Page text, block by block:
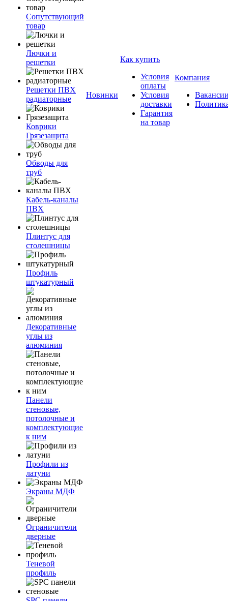
Сопутствующий
товар
Лючки и
решетки
Решетки ПВХ
радиаторные
Коврики
Грязезащита
Обводы для
труб
Кабель-каналы
ПВХ
Плинтус для
столешницы
Профиль
штукатурный
Декоративные
углы из
алюминия
Панели
стеновые,
потолочные и
комплектующие
к ним
Профили из
латуни
Экраны МДФ
Ограничители
дверные
Теневой
профиль
Новинки
Как купить
Условия
оплаты
Условия
доставки
Гарантия
на товар
Компания